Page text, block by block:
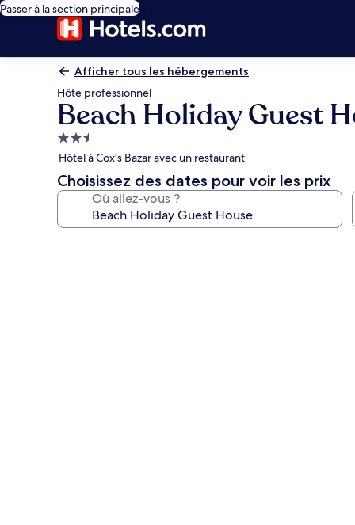
Passer à la section principale
Afficher tous les hébergements
Hôte professionnel
Beach Holiday Guest
Hébergement
2.5 étoiles
Hôtel à Cox's Bazar avec un restaurant
Choisissez des dates pour voir les prix
Où allez-vous ?